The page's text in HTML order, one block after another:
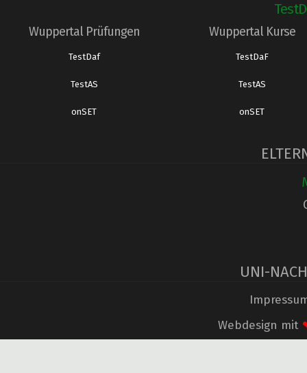
Wuppertal Prüfungen
TestDaf
TestAS
onSET
Wuppertal Kurse
TestDaF
TestAS
onSET
UNI-
Webdesign mit